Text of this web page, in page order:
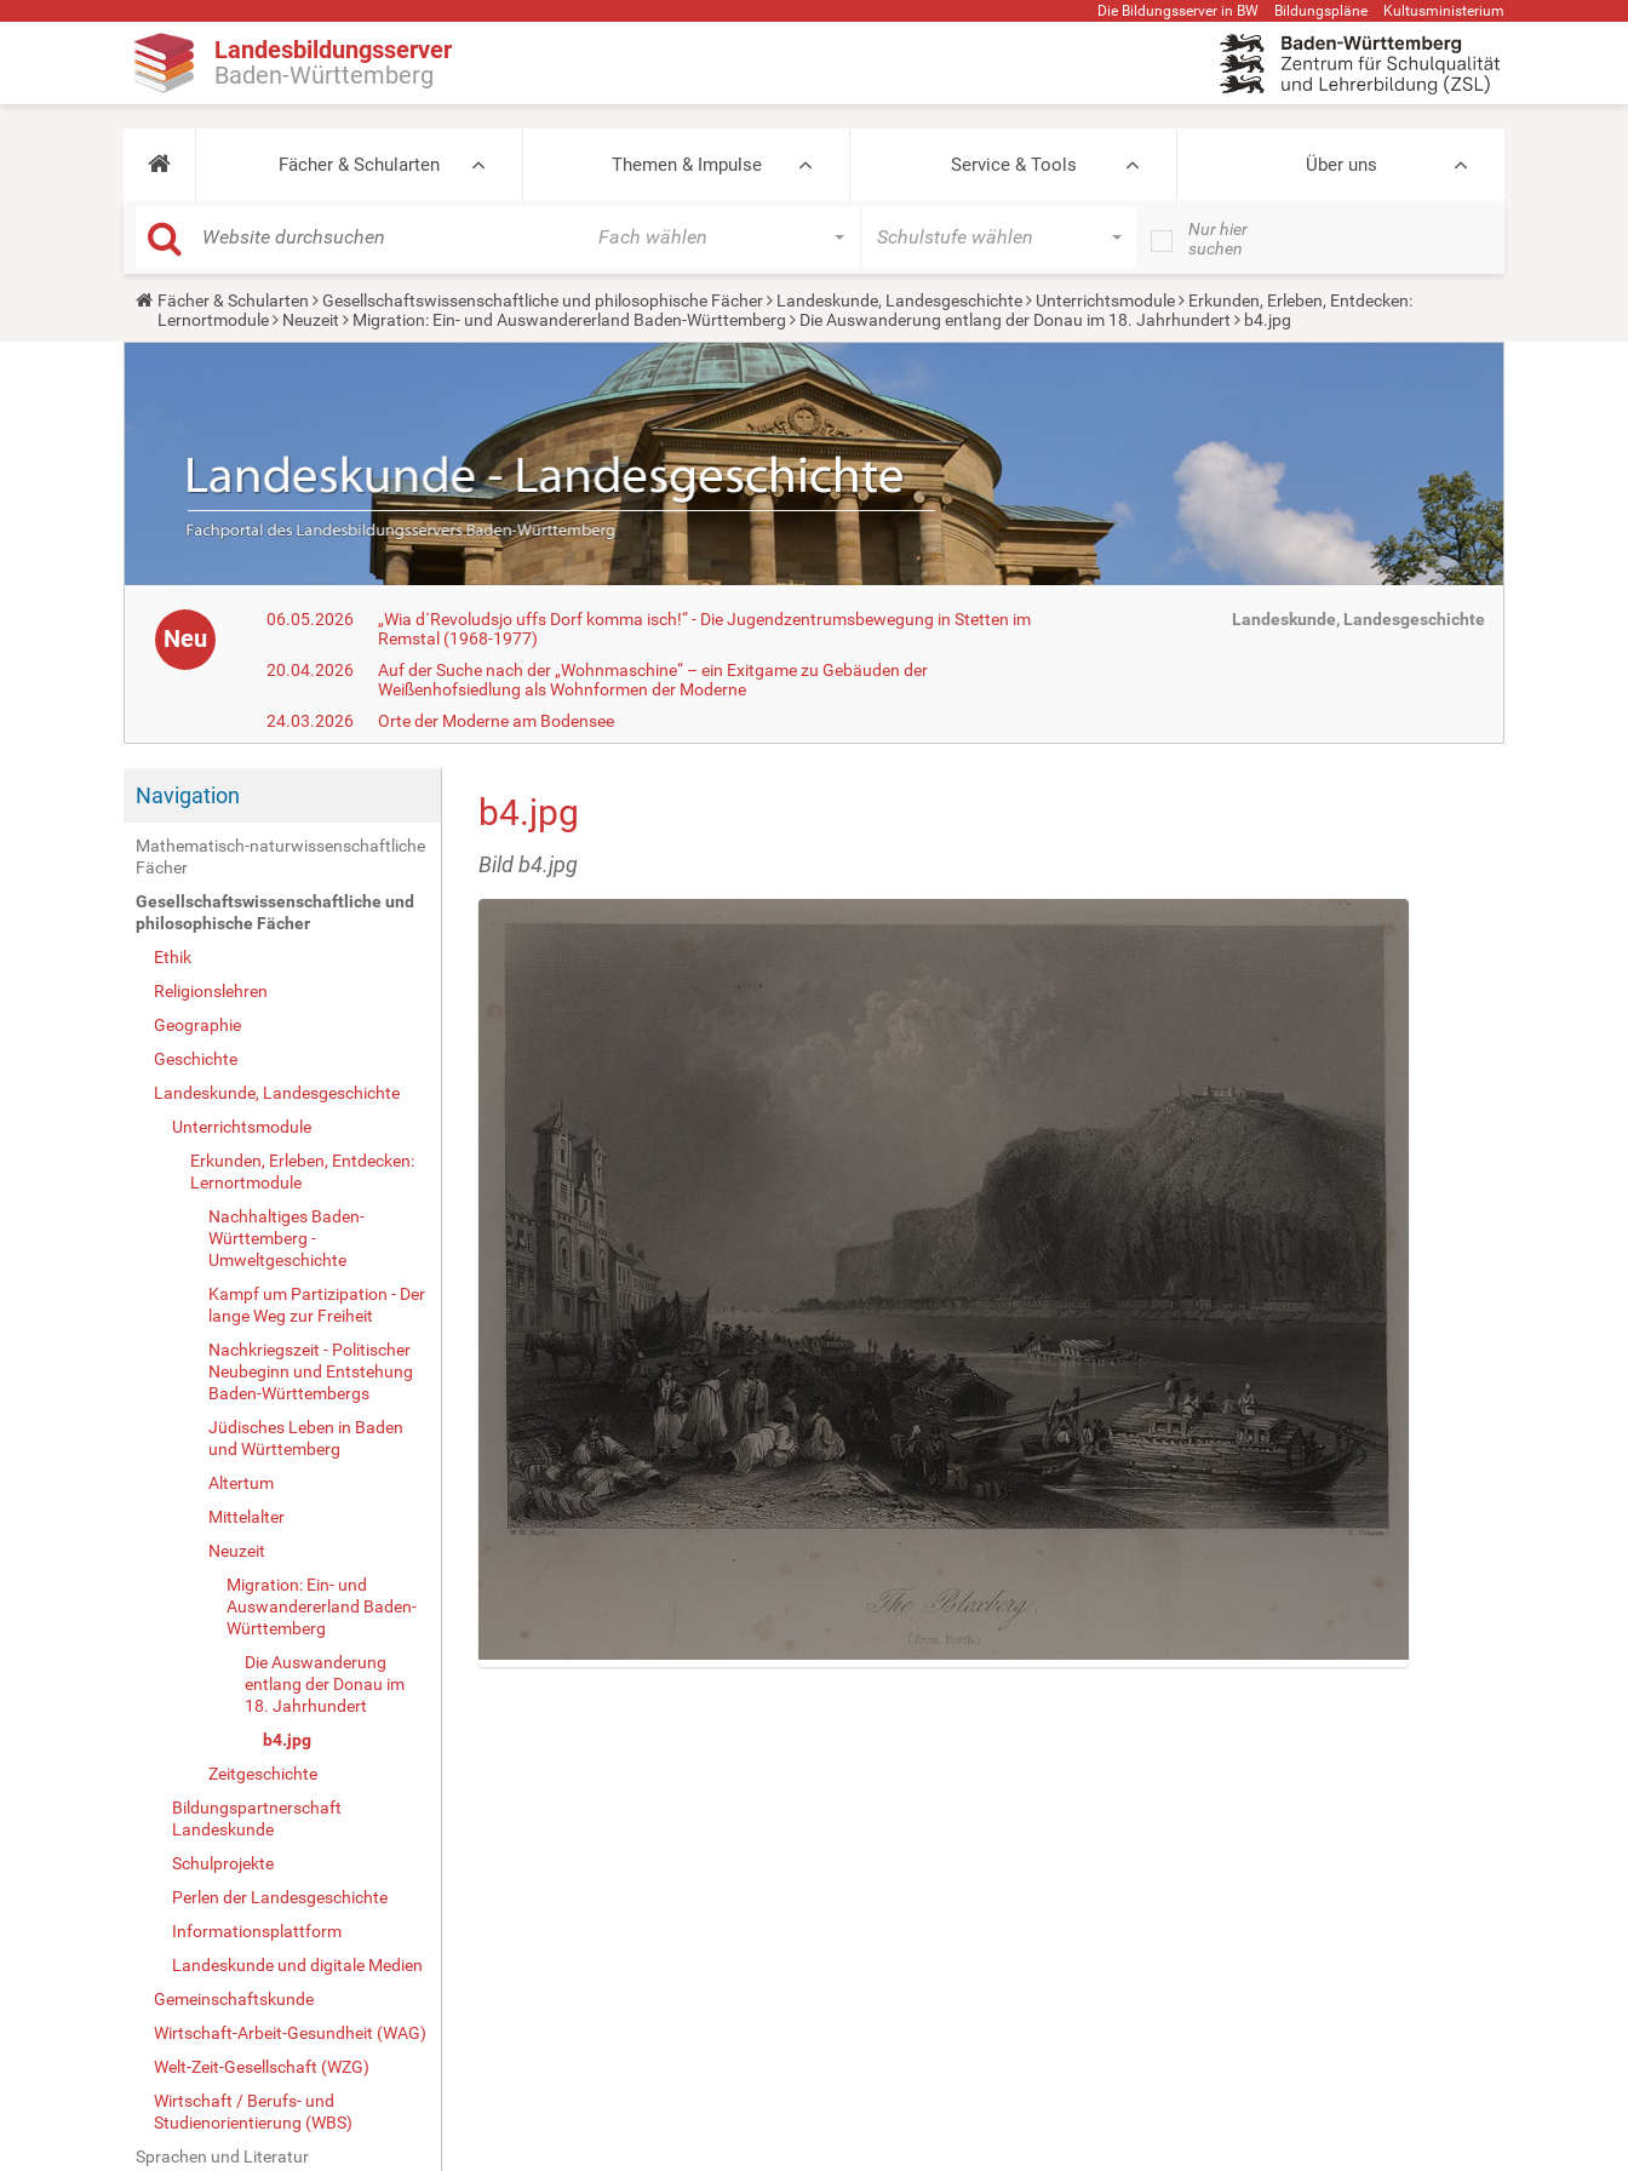
Die Bildungsserver in BW Bildungspläne Kultusministerium
Landesbildungsserver
Baden-Württemberg
Fächer & Schularten Themen & Impulse Service & Tools Über uns
Fach wählen Schulstufe wählen
Nur hier
suchen
Y
u
Fächer & Schularten Gesellschaftswissenschaftliche und philosophische Fächer Landeskunde, Landesgeschichte Unterrichtsmodule
Erkunden, Erleben, Entdecken:
Lernortmodule
Neuzeit Migration: Ein- und Auswandererland Baden-Württemberg Die Auswanderung entlang der Donau im 18. Jahrhundert b4.jpg
Neu
06.05.2026
„Wia d´Revoludsjo uffs Dorf komma isch!“ - Die Jugendzentrumsbewegung in Stetten im
Remstal (1968-1977)
20.04.2026
Auf der Suche nach der „Wohnmaschine“ – ein Exitgame zu Gebäuden der
Weißenhofsiedlung als Wohnformen der Moderne
24.03.2026
Orte der Moderne am Bodensee
Landeskunde, Landesgeschichte
Navigation
Mathematisch-naturwissenschaftliche
Fächer
Gesellschaftswissenschaftliche und
philosophische Fächer
Ethik
Religionslehren
Geographie
Geschichte
Landeskunde, Landesgeschichte
Unterrichtsmodule
Erkunden, Erleben, Entdecken:
Lernortmodule
Nachhaltiges Baden-
Württemberg -
Umweltgeschichte
Kampf um Partizipation - Der
lange Weg zur Freiheit
Nachkriegszeit - Politischer
Neubeginn und Entstehung
Baden-Württembergs
Jüdisches Leben in Baden
und Württemberg
Altertum
Mittelalter
Neuzeit
Migration: Ein- und
Auswandererland Baden-
Württemberg
Die Auswanderung
entlang der Donau im
18. Jahrhundert
b4.jpg
Zeitgeschichte
Bildungspartnerschaft
Landeskunde
Schulprojekte
Perlen der Landesgeschichte
Informationsplattform
Landeskunde und digitale Medien
Gemeinschaftskunde
Wirtschaft-Arbeit-Gesundheit (WAG)
Welt-Zeit-Gesellschaft (WZG)
Wirtschaft / Berufs- und
Studienorientierung (WBS)
Sprachen und Literatur
b4.jpg
Bild b4.jpg